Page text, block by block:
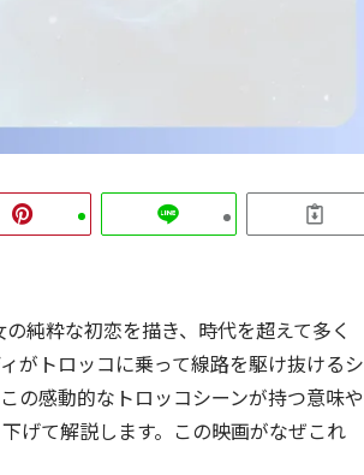
純粋な初恋を描き、時代を超えて多く
がトロッコに乗って線路を駆け抜けるシ
の感動的なトロッコシーンが持つ意味や
げて解説します。この映画がなぜこれ